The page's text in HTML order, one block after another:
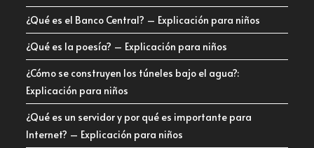
¿Qué es el Banco Central? – Explicación para niños
¿Qué es la poesía? – Explicación para niños
¿Cómo se construyen los túneles bajo el agua?:
Explicación para niños
¿Qué es un servidor y por qué es importante para
Internet? – Explicación para niños